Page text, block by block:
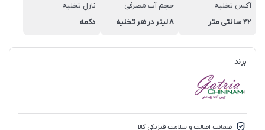
آکس تخلیه
22 سانتی متر
حجم آب مصرفی
8 لیتر در هر تخلیه
نازل تخلیه
دکمه
برند
ضمانت اصالت و سلامت فیزیکی کالا